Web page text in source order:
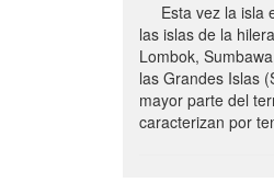
Esta vez la isla
las islas de la
Lombok,
las Grandes Islas
mayor parte del
caracterizan por